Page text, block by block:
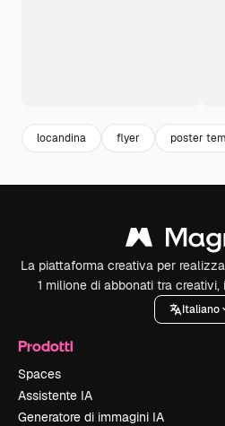
locandina flyer poster
La piattaforma creativa per
1 milione di abbonati tra
Italiano
Prodotti
Spaces
Assistente IA
Generatore di immagini IA